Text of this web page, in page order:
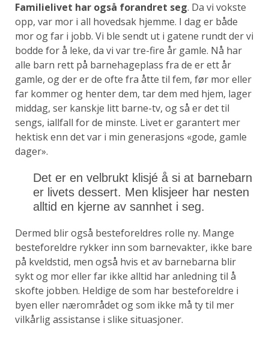
Familielivet har også forandret seg. Da vi vokste
opp, var mor i all hovedsak hjemme. I dag er både
mor og far i jobb. Vi ble sendt ut i gatene rundt der vi
bodde for å leke, da vi var tre-fire år gamle. Nå har
alle barn rett på barnehageplass fra de er ett år
gamle, og der er de ofte fra åtte til fem, før mor eller
far kommer og henter dem, tar dem med hjem, lager
middag, ser kanskje litt barne-tv, og så er det til
sengs, iallfall for de minste. Livet er garantert mer
hektisk enn det var i min generasjons «gode, gamle
dager».
Det er en velbrukt klisjé å si at barnebarn
er livets dessert. Men klisjeer har nesten
alltid en kjerne av sannhet i seg.
Dermed blir også besteforeldres rolle ny. Mange
besteforeldre rykker inn som barnevakter, ikke bare
på kveldstid, men også hvis et av barnebarna blir
sykt og mor eller far ikke alltid har anledning til å
skofte jobben. Heldige de som har besteforeldre i
byen eller nærområdet og som ikke må ty til mer
vilkårlig assistanse i slike situasjoner.